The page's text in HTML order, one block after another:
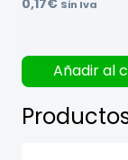
Sin Iva
Añadir al